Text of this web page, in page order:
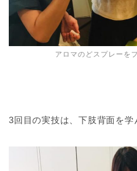
アロマのどスプレーを
3回目の実技は、下肢背面を